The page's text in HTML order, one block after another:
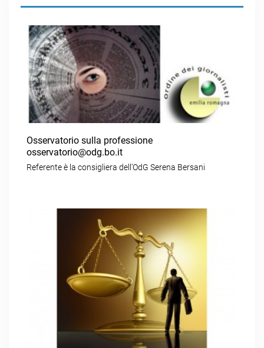
Osservatorio sulla professione
osservatorio@odg.bo.it
Referente è la consigliera dell’OdG Serena Bersani